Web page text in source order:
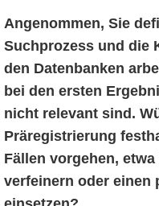
Angenommen, Sie
Suchprozess und die
den Datenbanken
bei den ersten
nicht relevant sind.
Präregistrierung
Fällen vorgehen,
verfeinern oder einen